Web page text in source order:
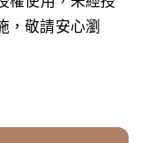
，敬請安心瀏